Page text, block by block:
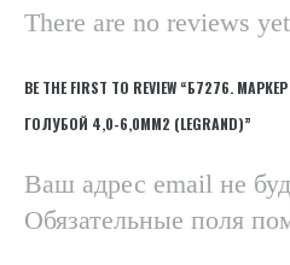
There are no reviews
BE THE FIRST TO REVIEW “Б7276.
ГОЛУБОЙ 4,0-6,0ММ2 (LEGRAND)”
Ваш адрес email не
Обязательные поля